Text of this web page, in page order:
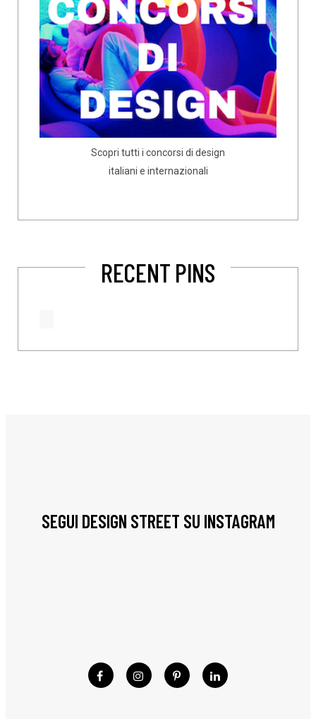
Scopri tutti i concorsi di design
italiani e internazionali
RECENT PINS
SEGUI DESIGN STREET SU INSTAGRAM